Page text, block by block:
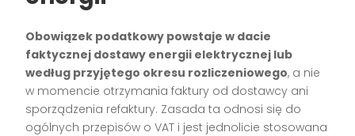
Obowiązek podatkowy powstaje w dacie
faktycznej dostawy energii elektrycznej lub
według przyjętego okresu rozliczeniowego, a nie
w momencie otrzymania faktury od dostawcy ani
sporządzenia refaktury. Zasada ta odnosi się do
ogólnych przepisów o VAT i jest jednolicie stosowana